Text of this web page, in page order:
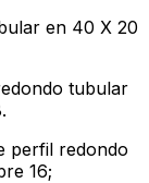
en 40 X 20
tubular
perfil redondo
16;